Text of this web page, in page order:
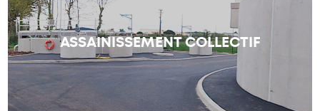
ASSAINISSEMENT COLLECTIF